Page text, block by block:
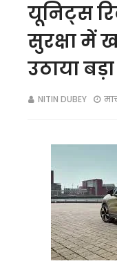
यूनिट्स
सुरक्षा में
उठाया
NITIN DUBEY